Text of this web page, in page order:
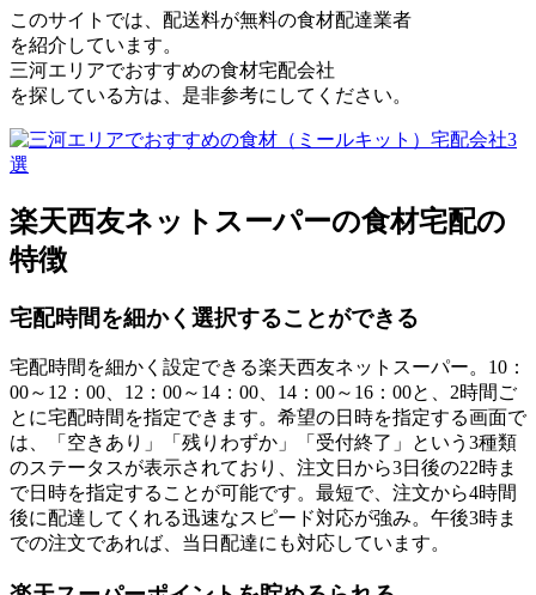
このサイトでは、 配送料が無料の食材配達業者
を紹介しています。
三河エリアでおすすめの食材宅配会社
を探している方は、是非参考にしてください。
楽天西友ネットスーパーの食材宅配の
特徴
宅配時間を細かく選択することができる
宅配時間を細かく設定できる楽天西友ネットスーパー。10：
00～12：00、12：00～14：00、14：00～16：00と、 2時間ご
とに宅配時間を指定できます。希望の日時を指定する画面で
は、「空きあり」「残りわずか」「受付終了」という3種類
のステータスが表示されており、注文日から3日後の22時ま
で日時を指定することが可能です。 最短で、注文から4時間
後に配達してくれる迅速なスピード対応が強み。午後3時ま
での注文であれば、当日配達にも対応しています。